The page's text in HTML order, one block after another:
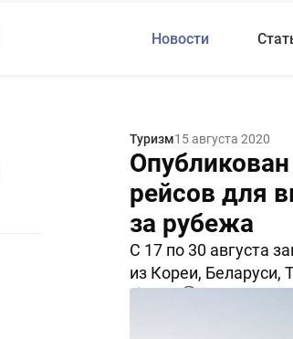
Новости
Туризм15 августа 2020
рейсов для
за рубежа
С 17 по 30 августа
из Кореи,